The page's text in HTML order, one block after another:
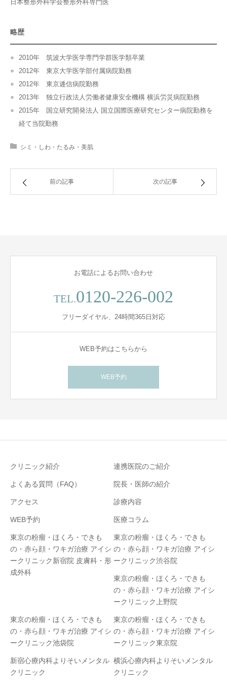
日本整形外科学会整形外科専門医
略歴
2010年 筑波大学医学専門学群医学類卒業
2012年 東京大学医学部付属病院勤務
2012年 東京逓信病院勤務
2013年 独立行政法人労働者健康安全機構 横浜労災病院勤務
2015年 国立研究開発法人 国立国際医療研究センター病院勤務を
経て当院勤務
シミ・しわ・たるみ・美肌
前の記事 次の記事
お電話によるお問い合わせ
TEL.0120-226-002
フリーダイヤル、24時間365日対応
WEB予約はこちらから
WEB予約
クリニック紹介 連携医院のご紹介
よくある質問（FAQ） 院長・医師の紹介
アクセス 診療内容
WEB予約 医療コラム
東京の粉瘤・ほくろ・できも
の・赤ら顔・ワキガ治療 アイシ
ークリニック新宿院 皮膚科・形
成外科
東京の粉瘤・ほくろ・できも
の・赤ら顔・ワキガ治療 アイシ
ークリニック渋谷院
東京の粉瘤・ほくろ・できも
の・赤ら顔・ワキガ治療 アイシ
ークリニック上野院
東京の粉瘤・ほくろ・できも
の・赤ら顔・ワキガ治療 アイシ
ークリニック池袋院
東京の粉瘤・ほくろ・できも
の・赤ら顔・ワキガ治療 アイシ
ークリニック東京院
新宿心療内科よりそいメンタル
クリニック
横浜心療内科よりそいメンタル
クリニック